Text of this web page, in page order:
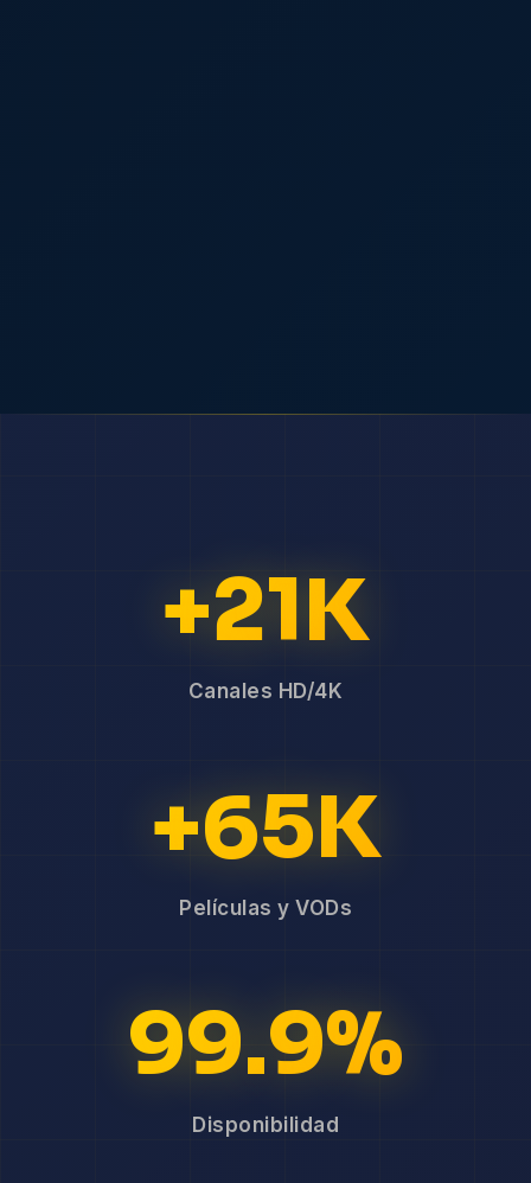
+21K
Canales HD/4K
+65K
Películas y VODs
99.9%
Disponibilidad